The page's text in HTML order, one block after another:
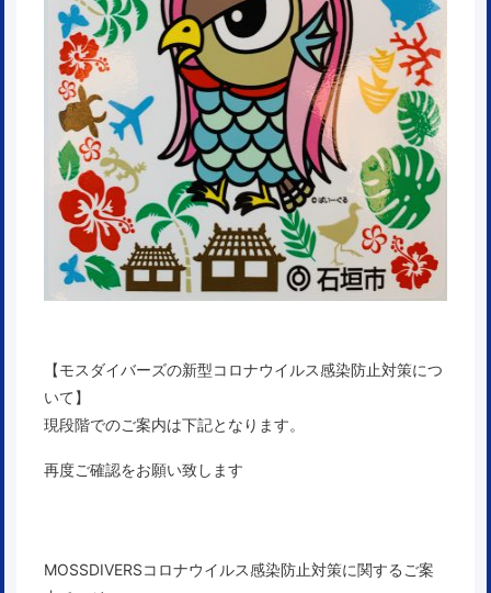
【モスダイバーズの新型コロナウイルス感染防止対策につ
いて】
現段階でのご案内は下記となります。
再度ご確認をお願い致します
MOSSDIVERSコロナウイルス感染防止対策に関するご案